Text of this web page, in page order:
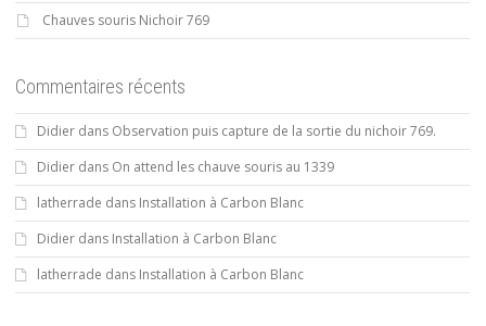
Chauves souris Nichoir 769
Commentaires récents
Didier dans Observation puis capture de la sortie du nichoir 769.
Didier dans On attend les chauve souris au 1339
latherrade dans Installation à Carbon Blanc
Didier dans Installation à Carbon Blanc
latherrade dans Installation à Carbon Blanc